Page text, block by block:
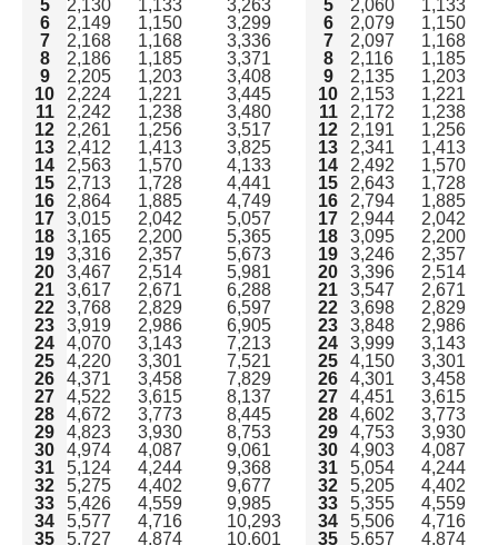
5
2,130 1,133 3,263 5 2,060
1,133
6
2,149 1,150 3,299 6 2,079
1,150
7
2,168 1,168 3,336 7 2,097
1,168
8
2,186 1,185 3,371 8 2,116
1,185
9
2,205 1,203 3,408 9 2,135
1,203
10
2,224 1,221 3,445 10 2,153
1,221
11
2,242 1,238 3,480 11 2,172
1,238
12
2,261 1,256 3,517 12 2,191
1,256
13
2,412 1,413 3,825 13 2,341
1,413
14
2,563 1,570 4,133 14 2,492
1,570
15
2,713 1,728 4,441 15 2,643
1,728
16
2,864 1,885 4,749 16 2,794
1,885
17
3,015 2,042 5,057 17 2,944
2,042
18
3,165 2,200 5,365 18 3,095
2,200
19
3,316 2,357 5,673 19 3,246
2,357
20
3,467 2,514 5,981 20 3,396
2,514
21
3,617 2,671 6,288 21 3,547
2,671
22
3,768 2,829 6,597 22 3,698
2,829
23
3,919 2,986 6,905 23 3,848
2,986
24
4,070 3,143 7,213 24 3,999
3,143
25
4,220 3,301 7,521 25 4,150
3,301
26
4,371 3,458 7,829 26 4,301
3,458
27
4,522 3,615 8,137 27 4,451
3,615
28
4,672 3,773 8,445 28 4,602
3,773
29
4,823 3,930 8,753 29 4,753
3,930
30
4,974 4,087 9,061 30 4,903
4,087
31
5,124 4,244 9,368 31 5,054
4,244
32
5,275 4,402 9,677 32 5,205
4,402
33
5,426 4,559 9,985 33 5,355
4,559
34
5,577 4,716 10,293 34 5,506
4,716
35
5,727 4,874 10,601 35 5,657
4,874